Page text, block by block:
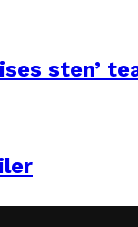
sten’